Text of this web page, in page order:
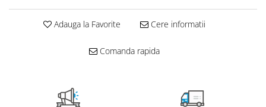
Butelie egalizare
Radiatoare/Calorifere
Radiatoare/Calorifere din otel
Radiatoare/Calorifere Copa
Adauga la Favorite Cere informatii
Comanda rapida